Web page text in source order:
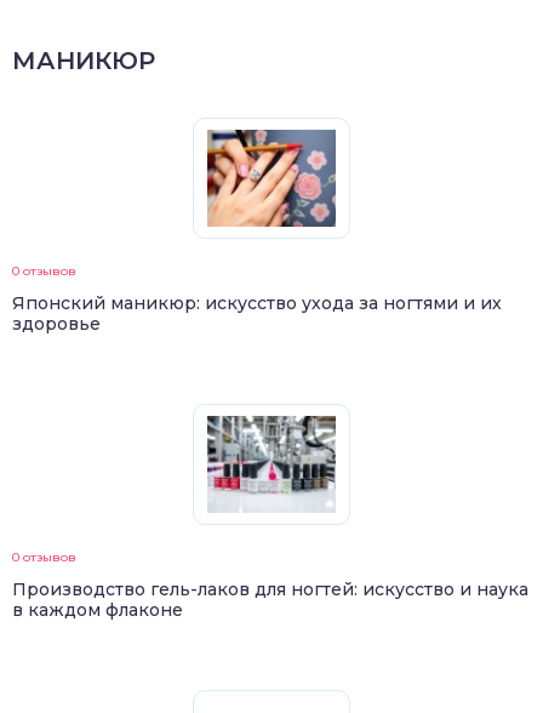
МАНИКЮР
0 отзывов
Японский маникюр: искусство ухода за ногтями и их
здоровье
0 отзывов
Производство гель-лаков для ногтей: искусство и наука
в каждом флаконе